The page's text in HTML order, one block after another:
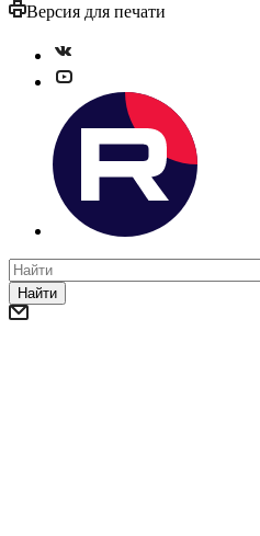
Версия для печати
Найти